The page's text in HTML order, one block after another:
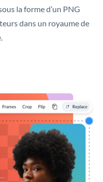
la forme d’un PNG
dans un royaume de